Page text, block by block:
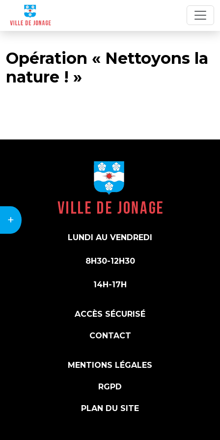
+
Opération « Nettoyons la
nature ! »
LUNDI AU VENDREDI
8H30-12H30
14H-17H
ACCÈS SÉCURISÉ
CONTACT
MENTIONS LÉGALES
RGPD
PLAN DU SITE